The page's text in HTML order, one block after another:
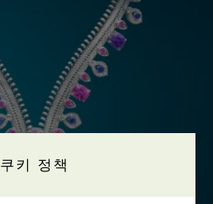
쿠키 정책